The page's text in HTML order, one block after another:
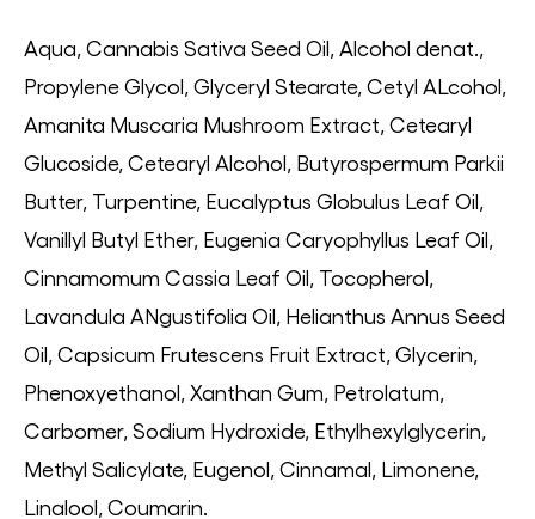
Aqua, Cannabis Sativa Seed Oil, Alcohol denat.,
Propylene Glycol, Glyceryl Stearate, Cetyl ALcohol,
Amanita Muscaria Mushroom Extract, Cetearyl
Glucoside, Cetearyl Alcohol, Butyrospermum Parkii
Butter, Turpentine, Eucalyptus Globulus Leaf Oil,
Vanillyl Butyl Ether, Eugenia Caryophyllus Leaf Oil,
Cinnamomum Cassia Leaf Oil, Tocopherol,
Lavandula ANgustifolia Oil, Helianthus Annus Seed
Oil, Capsicum Frutescens Fruit Extract, Glycerin,
Phenoxyethanol, Xanthan Gum, Petrolatum,
Carbomer, Sodium Hydroxide, Ethylhexylglycerin,
Methyl Salicylate, Eugenol, Cinnamal, Limonene,
Linalool, Coumarin.